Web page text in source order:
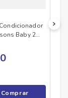
Baby 2
Comprar